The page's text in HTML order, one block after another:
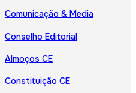
Comunicação & Media
Conselho Editorial
Almoços CE
Constituição CE